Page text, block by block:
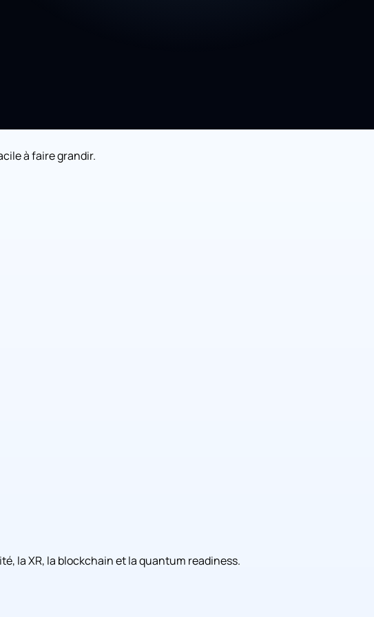
à faire grandir.
la XR, la blockchain et la quantum readiness.